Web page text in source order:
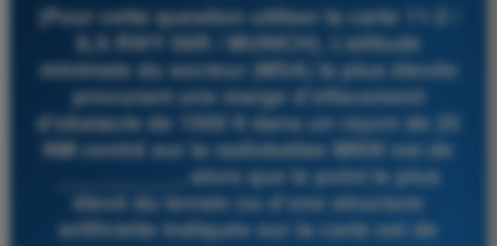
(Pour cette question utiliser la carte 11-2 /
ILS RWY 08R / MUNICH). L’altitude
minimale du secteur (MSA) la plus élevée
procurant une marge d’effacement
d’obstacle de 1000 ft dans un rayon de 25
NM centré sur la radiobalise MNW est de
__________, alors que le point le plus
élevé du terrain ou d’une structure
artificielle indiquée sur la carte est de